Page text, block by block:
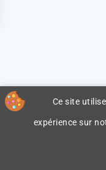
Ce site
expérience sur